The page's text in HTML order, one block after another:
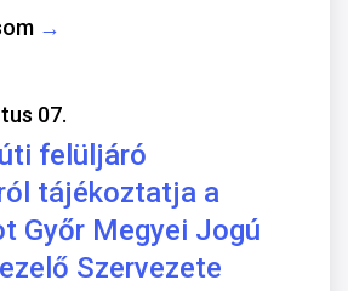
→
07.
felüljáró
tájékoztatja a
Győr Megyei Jogú
Szervezete